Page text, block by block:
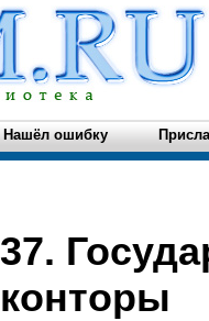
Нашёл ошибку
37.
конторы